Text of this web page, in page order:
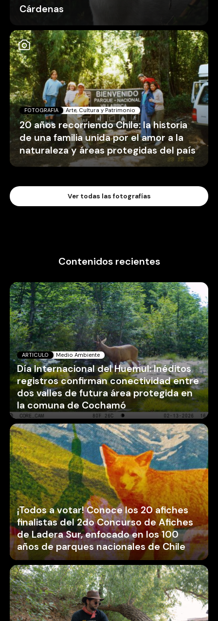
Cárdenas
FOTOGRAFIA Arte, Cultura y Patrimonio
20 años recorriendo Chile: la historia
de una familia unida por el amor a la
naturaleza y áreas protegidas del país
Ver todas las fotografías
Contenidos recientes
ARTICULO Medio Ambiente
Día Internacional del Huemul: Inéditos
registros confirman conectividad entre
dos valles de futura área protegida en
la comuna de Cochamó
¡Todos a votar! Conoce los 20 afiches
finalistas del 2do Concurso de Afiches
de Ladera Sur, enfocado en los 100
años de parques nacionales de Chile